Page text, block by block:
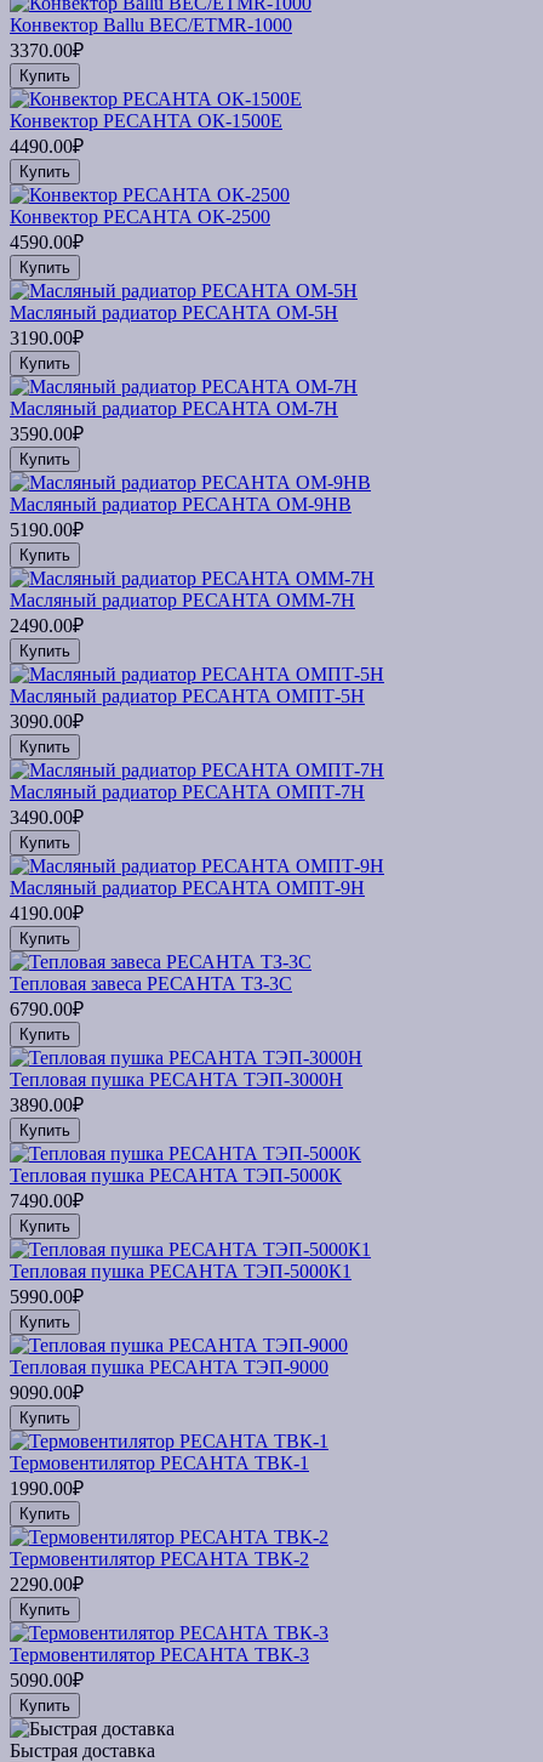
Конвектор Ballu BEC/ETMR-1000
3370.00₽
Купить
Конвектор РЕСАНТА ОК-1500Е
4490.00₽
Купить
Конвектор РЕСАНТА ОК-2500
4590.00₽
Купить
Масляный радиатор РЕСАНТА ОМ-5Н
3190.00₽
Купить
Масляный радиатор РЕСАНТА ОМ-7Н
3590.00₽
Купить
Масляный радиатор РЕСАНТА ОМ-9НВ
5190.00₽
Купить
Масляный радиатор РЕСАНТА ОММ-7Н
2490.00₽
Купить
Масляный радиатор РЕСАНТА ОМПТ-5Н
3090.00₽
Купить
Масляный радиатор РЕСАНТА ОМПТ-7Н
3490.00₽
Купить
Масляный радиатор РЕСАНТА ОМПТ-9Н
4190.00₽
Купить
Тепловая завеса РЕСАНТА ТЗ-3С
6790.00₽
Купить
Тепловая пушка РЕСАНТА ТЭП-3000Н
3890.00₽
Купить
Тепловая пушка РЕСАНТА ТЭП-5000К
7490.00₽
Купить
Тепловая пушка РЕСАНТА ТЭП-5000К1
5990.00₽
Купить
Тепловая пушка РЕСАНТА ТЭП-9000
9090.00₽
Купить
Термовентилятор РЕСАНТА ТВК-1
1990.00₽
Купить
Термовентилятор РЕСАНТА ТВК-2
2290.00₽
Купить
Термовентилятор РЕСАНТА ТВК-3
5090.00₽
Купить
Быстрая доставка